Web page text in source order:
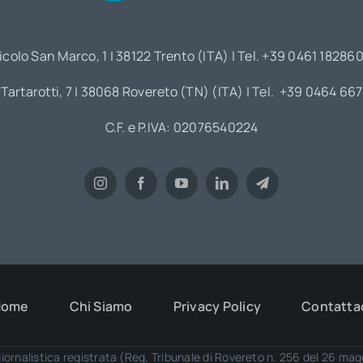
San Marco, 1 | 38122 Trento (ITA) | Tel. +39 0461
7 | 38068 Rovereto (TN) (ITA) | Tel. +39 0464
C.F. e P.IVA: 02076540224
Chi Siamo Privacy Policy
registrata (Reg. Tribunale di Rovereto n. 256 del 26